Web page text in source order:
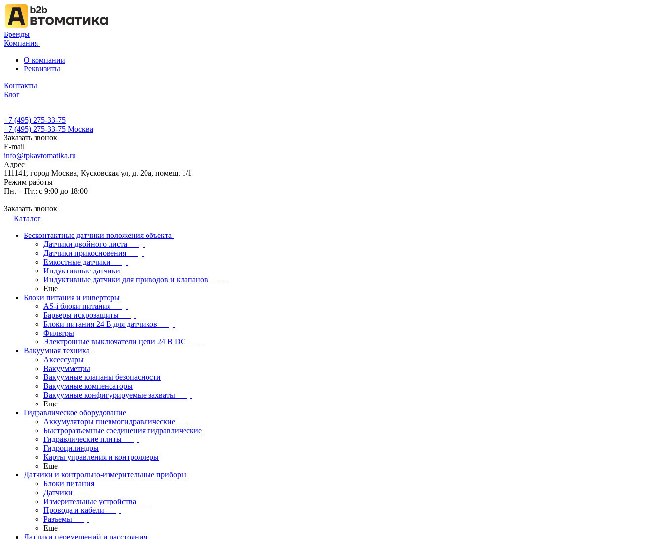
Бренды
Компания
О компании
Реквизиты
Контакты
Блог
+7 (495) 275-33-75
+7 (495) 275-33-75 Москва
Заказать звонок
E-mail
info@tpkavtomatika.ru
Адрес
111141, город Москва, Кусковская ул, д. 20а, помещ. 1/1
Режим работы
Пн. – Пт.: с 9:00 до 18:00
Заказать звонок
Каталог
Бесконтактные датчики положения объекта
Датчики двойного листа
Датчики прикосновения
Емкостные датчики
Индуктивные датчики
Индуктивные датчики для приводов и клапанов
Еще
Блоки питания и инверторы
AS-i блоки питания
Барьеры искрозащиты
Блоки питания 24 В для датчиков
Фильтры
Электронные выключатели цепи 24 В DC
Вакуумная техника
Аксессуары
Вакуумметры
Вакуумные клапаны безопасности
Вакуумные компенсаторы
Вакуумные конфигурируемые захваты
Еще
Гидравлическое оборудование
Аккумуляторы пневмогидравлические
Быстроразъемные соединения гидравлические
Гидравлические плиты
Гидроцилиндры
Карты управления и контроллеры
Еще
Датчики и контрольно-измерительные приборы
Блоки питания
Датчики
Измерительные устройства
Провода и кабели
Разъемы
Еще
Датчики перемещений и расстояния